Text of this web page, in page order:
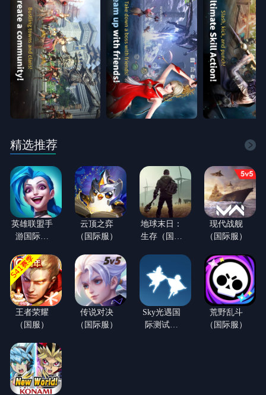
精选推荐
英雄联盟手
游国际服
游）
云顶之弈
（国际服）
地球末日：
生存（国际
现代战舰
（国际服）
王者荣耀
（国服）
传说对决
（国际服）
Sky光遇国
际测试服
荒野乱斗
（国际服）